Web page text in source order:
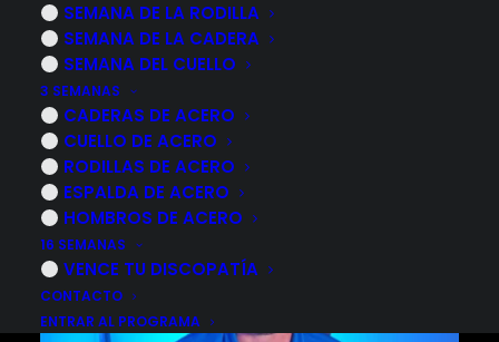
SEMANA DE LA RODILLA
SEMANA DE LA CADERA
SEMANA DEL CUELLO
3 SEMANAS
CADERAS DE ACERO
CUELLO DE ACERO
RODILLAS DE ACERO
ESPALDA DE ACERO
HOMBROS DE ACERO
16 SEMANAS
VENCE TU DISCOPATÍA
CONTACTO
ENTRAR AL PROGRAMA
DEL 20 AL 26 DE ABRIL
7 DÍAS PARA
A EJERCITARTE CON SEGURIDAD,
RECUPERANDO LA CONFIANZA EN TU HOMBRO
Y TU CALIDAD DE VIDA